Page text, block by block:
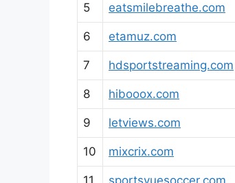
5 eatsmilebreathe.com
6 etamuz.com
7 hdsportstreaming.com
8 hibooox.com
9 letviews.com
10 mixcrix.com
11 sportsvuesoccer.com